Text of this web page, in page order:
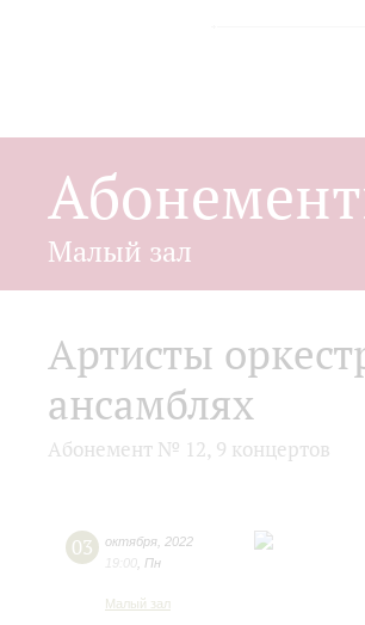
Малый зал
Артисты
ансамблях
Абонемент № 12, 9 концертов
03 октября 2022
19:00 Пн
Малый зал